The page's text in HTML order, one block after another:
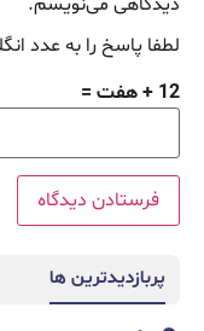
لطفا پاسخ را به عدد
پربازدیدترین ها